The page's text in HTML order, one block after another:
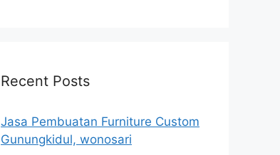
Recent Posts
Jasa Pembuatan Furniture Custom
Gunungkidul, wonosari